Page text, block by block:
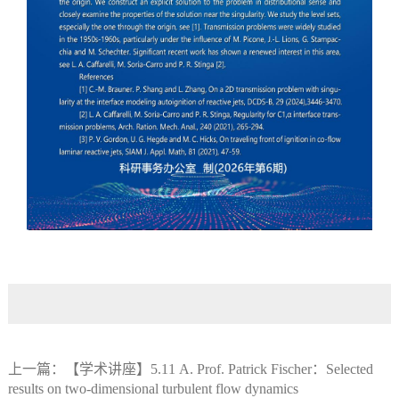
上一篇：
【学术讲座】5.11 A. Prof. Patrick Fischer：Selected
results on two-dimensional turbulent flow dynamics